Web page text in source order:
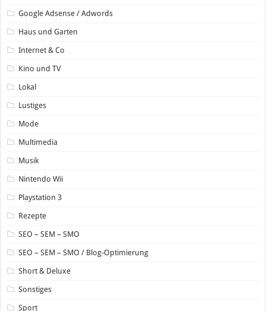
Google Adsense / Adwords
Haus und Garten
Internet & Co
Kino und TV
Lokal
Lustiges
Mode
Multimedia
Musik
Nintendo Wii
Playstation 3
Rezepte
SEO – SEM – SMO
SEO – SEM – SMO / Blog-Optimierung
Short & Deluxe
Sonstiges
Sport